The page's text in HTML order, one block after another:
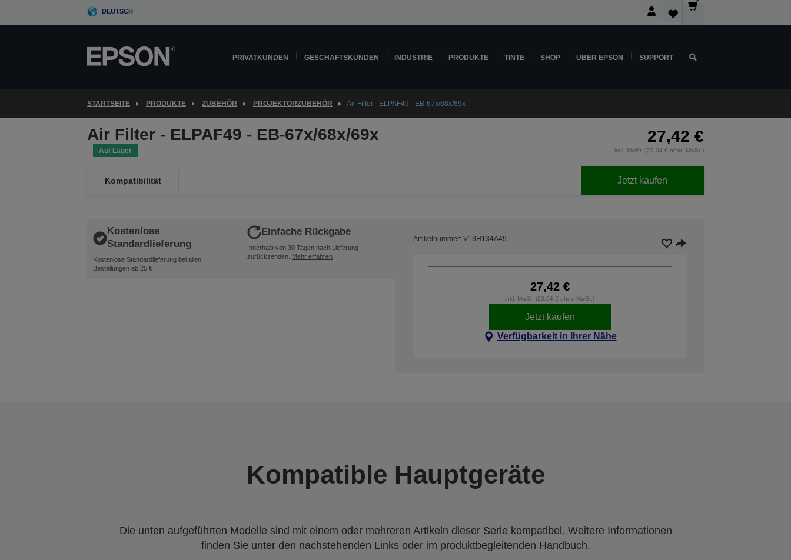
DEUTSCH
PRIVATKUNDEN GESCHÄFTSKUNDEN INDUSTRIE PRODUKTE TINTE SHOP ÜBER EPSON SUPPORT
STARTSEITE PRODUKTE ZUBEHÖR PROJEKTORZUBEHÖR Air Filter - ELPAF49 - EB-67x/68x/69x
Air Filter - ELPAF49 - EB-67x/68x/69x
Auf Lager
27,42 €
inkl. MwSt. (23,04 € ohne MwSt.)
Kompatibilität Jetzt kaufen
Kostenlose
Standardlieferung
Kostenlose Standardlieferung bei allen
Bestellungen ab 25 €
Einfache Rückgabe
Innerhalb von 30 Tagen nach Lieferung
zurücksenden. Mehr erfahren
Artikelnummer: V13H134A49
27,42 €
inkl. MwSt. (23,04 € ohne MwSt.)
Jetzt kaufen
Verfügbarkeit in Ihrer Nähe
Kompatible Hauptgeräte
Die unten aufgeführten Modelle sind mit einem oder mehreren Artikeln dieser Serie kompatibel. Weitere Informationen
finden Sie unter den nachstehenden Links oder im produktbegleitenden Handbuch.